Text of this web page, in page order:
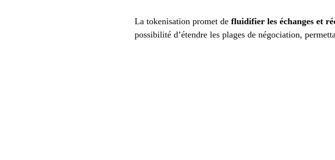
La tokenisation promet de fluidifier les échanges et
possibilité d’étendre les plages de négociation,